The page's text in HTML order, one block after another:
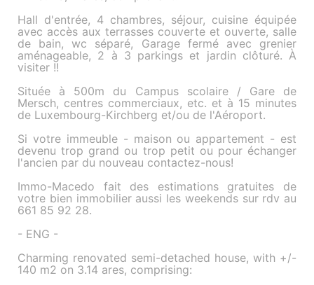
Hall d'entrée, 4 chambres, séjour, cuisine équipée
avec accès aux terrasses couverte et ouverte, salle
de bain, wc séparé, Garage fermé avec grenier
aménageable, 2 à 3 parkings et jardin clôturé. À
visiter !!
Située à 500m du Campus scolaire / Gare de
Mersch, centres commerciaux, etc. et à 15 minutes
de Luxembourg-Kirchberg et/ou de l'Aéroport.
Si votre immeuble - maison ou appartement - est
devenu trop grand ou trop petit ou pour échanger
l'ancien par du nouveau contactez-nous!
Immo-Macedo fait des estimations gratuites de
votre bien immobilier aussi les weekends sur rdv au
661 85 92 28.
- ENG -
Charming renovated semi-detached house, with +/-
140 m2 on 3.14 ares, comprising: